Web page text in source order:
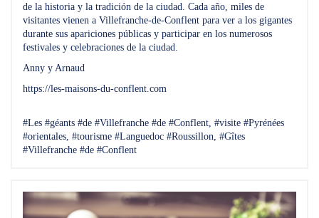
de la historia y la tradición de la ciudad. Cada año, miles de
visitantes vienen a Villefranche-de-Conflent para ver a los gigantes
durante sus apariciones públicas y participar en los numerosos
festivales y celebraciones de la ciudad.
Anny y Arnaud
https://les-maisons-du-conflent.com
#Les #géants #de #Villefranche #de #Conflent, #visite #Pyrénées
#orientales, #tourisme #Languedoc #Roussillon, #Gîtes
#Villefranche #de #Conflent